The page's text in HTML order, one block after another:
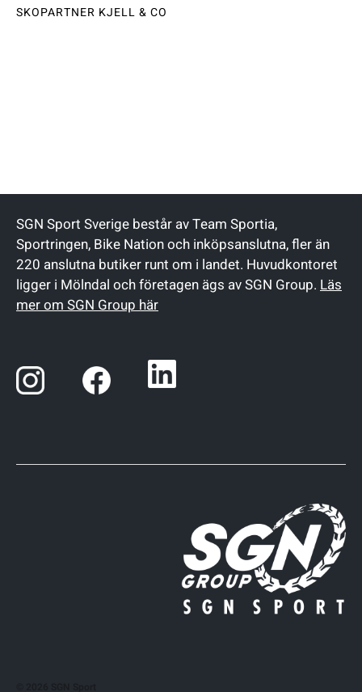
SKOPARTNER KJELL & CO
SGN Sport Sverige består av Team Sportia,
Sportringen, Bike Nation och inköpsanslutna, fler än
220 anslutna butiker runt om i landet. Huvudkontoret
ligger i Mölndal och företagen ägs av SGN Group. Läs
mer om SGN Group här